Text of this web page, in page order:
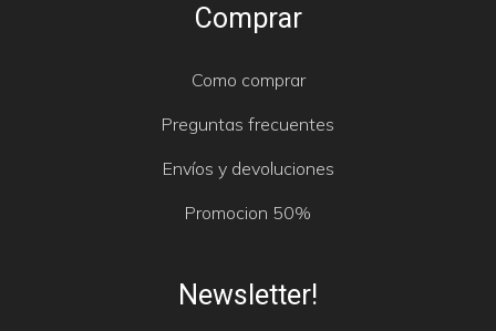
Comprar
Como comprar
Preguntas frecuentes
Envíos y devoluciones
Promocion 50%
Newsletter!